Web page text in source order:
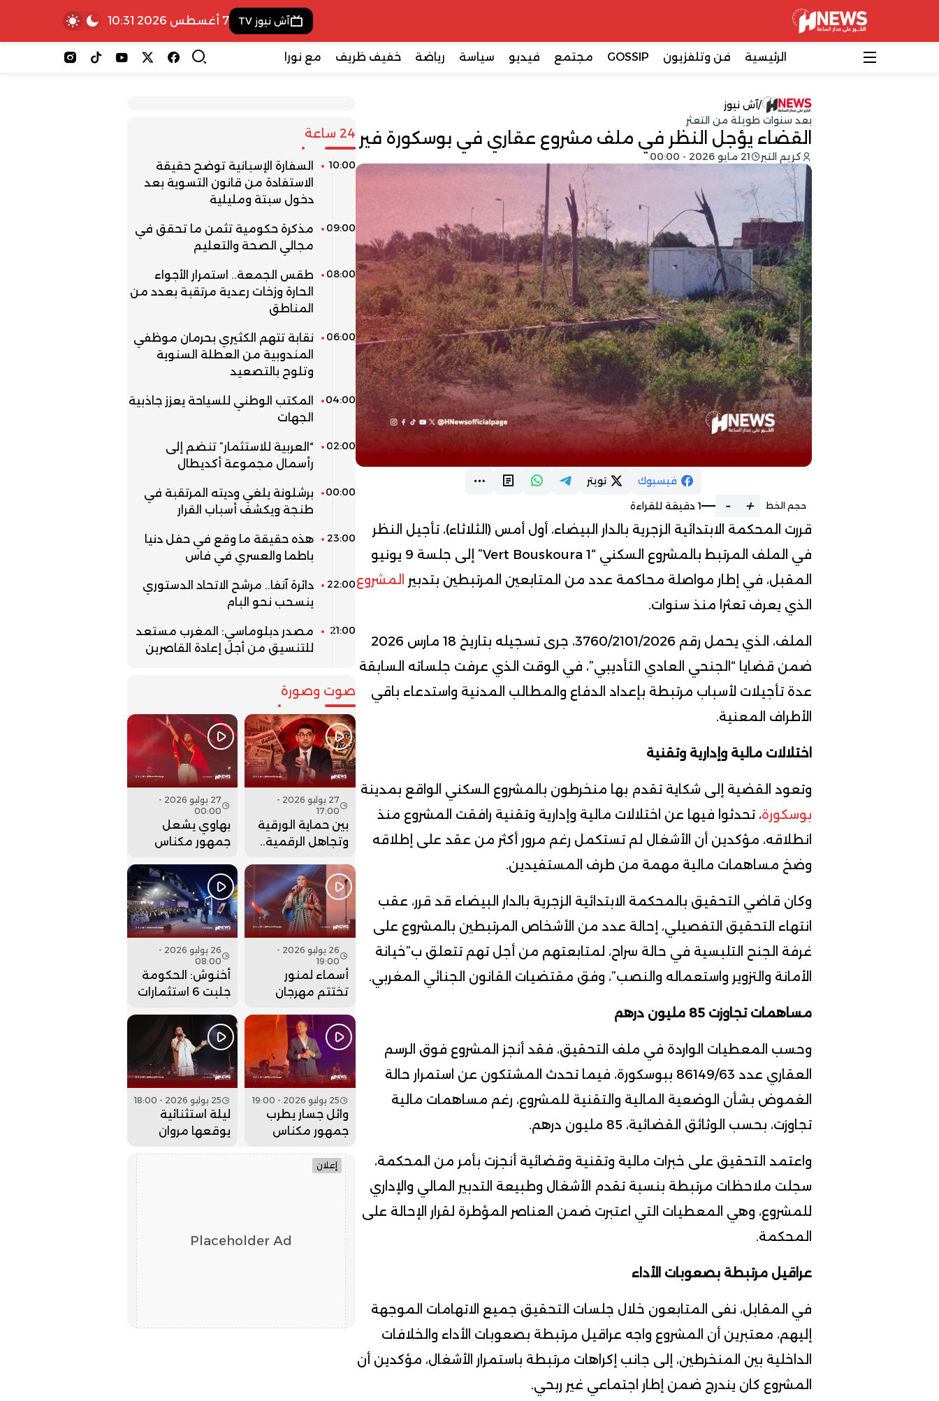
آش نيوز TV 7 أغسطس 2026 10:31
الرئيسية فن وتلفزيون GOSSIP مجتمع فيديو سياسة رياضة خفيف ظريف مع نورا
/آش نيوز
بعد سنوات طويلة من التعثر
القضاء يؤجل النظر في ملف مشروع عقاري في بوسكورة فير
كريم التبر 21 مايو 2026 - 00:00
فيسبوك تويتر
حجم الخط +
- 1 دقيقة للقراءة
قررت المحكمة الابتدائية الزجرية بالدار البيضاء، أول أمس (الثلاثاء)، تأجيل النظر
في الملف المرتبط بالمشروع السكني “Vert Bouskoura 1” إلى جلسة 9 يونيو
المقبل، في إطار مواصلة محاكمة عدد من المتابعين المرتبطين بتدبير المشروع
الذي يعرف تعثرا منذ سنوات.
الملف، الذي يحمل رقم 3760/2101/2026، جرى تسجيله بتاريخ 18 مارس 2026
ضمن قضايا “الجنحي العادي التأديبي”، في الوقت الذي عرفت جلساته السابقة
عدة تأجيلات لأسباب مرتبطة بإعداد الدفاع والمطالب المدنية واستدعاء باقي
الأطراف المعنية.
اختلالات مالية وإدارية وتقنية
وتعود القضية إلى شكاية تقدم بها منخرطون بالمشروع السكني الواقع بمدينة
بوسكورة، تحدثوا فيها عن اختلالات مالية وإدارية وتقنية رافقت المشروع منذ
انطلاقه، مؤكدين أن الأشغال لم تستكمل رغم مرور أكثر من عقد على إطلاقه
وضخ مساهمات مالية مهمة من طرف المستفيدين.
وكان قاضي التحقيق بالمحكمة الابتدائية الزجرية بالدار البيضاء قد قرر، عقب
انتهاء التحقيق التفصيلي، إحالة عدد من الأشخاص المرتبطين بالمشروع على
غرفة الجنح التلبسية في حالة سراح، لمتابعتهم من أجل تهم تتعلق ب”خيانة
الأمانة والتزوير واستعماله والنصب”، وفق مقتضيات القانون الجنائي المغربي.
مساهمات تجاوزت 85 مليون درهم
وحسب المعطيات الواردة في ملف التحقيق، فقد أنجز المشروع فوق الرسم
العقاري عدد 86149/63 ببوسكورة، فيما تحدث المشتكون عن استمرار حالة
الغموض بشأن الوضعية المالية والتقنية للمشروع، رغم مساهمات مالية
تجاوزت، بحسب الوثائق القضائية، 85 مليون درهم.
واعتمد التحقيق على خبرات مالية وتقنية وقضائية أنجزت بأمر من المحكمة،
سجلت ملاحظات مرتبطة بنسبة تقدم الأشغال وطبيعة التدبير المالي والإداري
للمشروع، وهي المعطيات التي اعتبرت ضمن العناصر المؤطرة لقرار الإحالة على
المحكمة.
عراقيل مرتبطة بصعوبات الأداء
في المقابل، نفى المتابعون خلال جلسات التحقيق جميع الاتهامات الموجهة
إليهم، معتبرين أن المشروع واجه عراقيل مرتبطة بصعوبات الأداء والخلافات
الداخلية بين المنخرطين، إلى جانب إكراهات مرتبطة باستمرار الأشغال، مؤكدين أن
المشروع كان يندرج ضمن إطار اجتماعي غير ربحي.
24 ساعة
10:00
السفارة الإسبانية توضح حقيقة
الاستفادة من قانون التسوية بعد
دخول سبتة ومليلية
09:00
مذكرة حكومية تثمن ما تحقق في
مجالي الصحة والتعليم
08:00
طقس الجمعة.. استمرار الأجواء
الحارة وزخات رعدية مرتقبة بعدد من
المناطق
06:00
نقابة تتهم الكثيري بحرمان موظفي
المندوبية من العطلة السنوية
وتلوح بالتصعيد
04:00
المكتب الوطني للسياحة يعزز جاذبية
الجهات
02:00
“العربية للاستثمار” تنضم إلى
رأسمال مجموعة أكديطال
00:00
برشلونة يلغي وديته المرتقبة في
طنجة ويكشف أسباب القرار
23:00
هذه حقيقة ما وقع في حفل دنيا
باطما والعسري في فاس
22:00
دائرة آنفا.. مرشح الاتحاد الدستوري
ينسحب نحو البام
21:00
مصدر دبلوماسي: المغرب مستعد
للتنسيق من أجل إعادة القاصرين
صوت وصورة
27 يوليو 2026 -
17:00
بين حماية الورقية
وتجاهل الرقمية..
بنسعيد عقارب
الساعة إلى الوراء؟
27 يوليو 2026 -
00:00
بهاوي يشعل
جمهور مكناس
عيساوة.. فيديو
26 يوليو 2026 -
19:00
أسماء لمنور
تختتم مهرجان
جماهيري كبير..
فيديو
26 يوليو 2026 -
08:00
أخنوش: الحكومة
جلبت 6 استثمارات
وادي الذهب
25 يوليو 2026 - 19:00
وائل جسار يطرب
جمهور مكناس
فيديو
25 يوليو 2026 - 18:00
ليلة استثنائية
يوقعها مروان
إعلان
Placeholder Ad